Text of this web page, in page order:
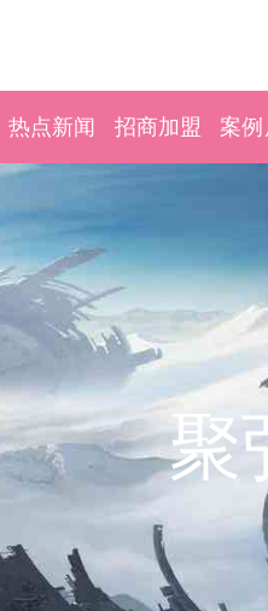
热点新闻 招商加盟 案
聚